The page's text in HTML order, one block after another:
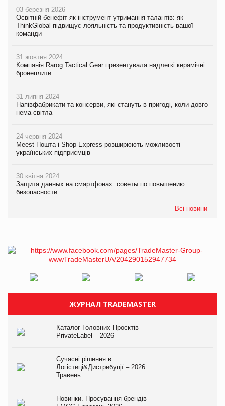
03 березня 2026
Освітній бенефіт як інструмент утримання талантів: як
ThinkGlobal підвищує лояльність та продуктивність вашої
команди
31 жовтня 2024
Компанія Rarog Tactical Gear презентувала надлегкі керамічні
бронеплити
31 липня 2024
Напівфабрикати та консерви, які стануть в пригоді, коли довго
нема світла
24 червня 2024
Meest Пошта і Shop-Express розширюють можливості
українських підприємців
30 квітня 2024
Защита данных на смартфонах: советы по повышению
безопасности
Всі новини
ЖУРНАЛ TRADEMASTER
Каталог Головних Проєктів
PrivateLabel – 2026
Сучасні рішення в
Логістиці&Дистрибуції – 2026.
Травень
Новинки. Просування брендів